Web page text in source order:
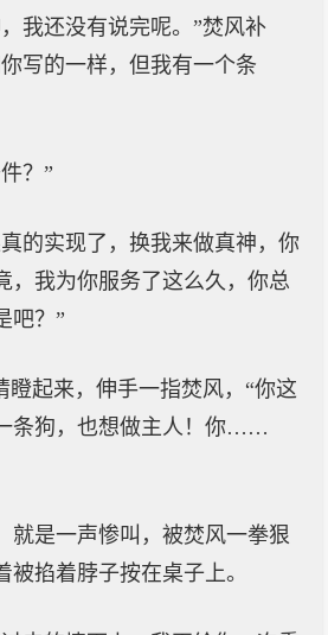
我还没有说完呢。”焚风补
写的一样，但我有一个条
？”
的实现了，换我来做真神，你
，我为你服务了这么久，你总
吧？”
瞪起来，伸手一指焚风，“你这
条狗，也想做主人！你……
就是一声惨叫，被焚风一拳狠
掐着脖子按在桌子上。